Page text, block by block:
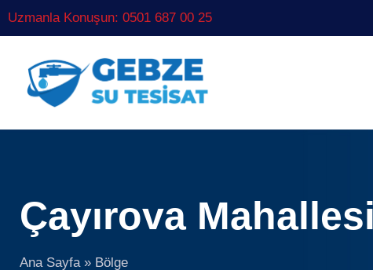
Uzmanla Konuşun: 0501 687 00 25
Çayırova Mahallesi
Ana Sayfa» Bölge